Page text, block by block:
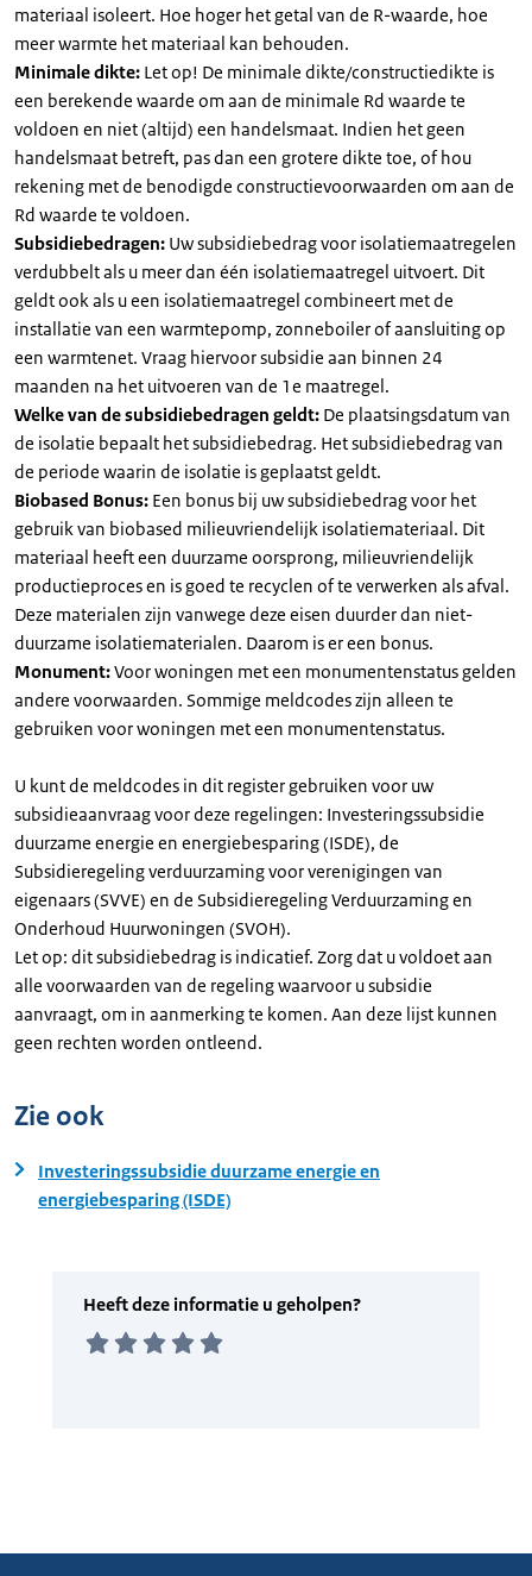
materiaal isoleert. Hoe hoger het getal van de R-waarde, hoe
meer warmte het materiaal kan behouden.
Minimale dikte: Let op! De minimale dikte/constructiedikte is
een berekende waarde om aan de minimale Rd waarde te
voldoen en niet (altijd) een handelsmaat. Indien het geen
handelsmaat betreft, pas dan een grotere dikte toe, of hou
rekening met de benodigde constructievoorwaarden om aan de
Rd waarde te voldoen.
Subsidiebedragen: Uw subsidiebedrag voor isolatiemaatregelen
verdubbelt als u meer dan één isolatiemaatregel uitvoert. Dit
geldt ook als u een isolatiemaatregel combineert met de
installatie van een warmtepomp, zonneboiler of aansluiting op
een warmtenet. Vraag hiervoor subsidie aan binnen 24
maanden na het uitvoeren van de 1e maatregel.
Welke van de subsidiebedragen geldt: De plaatsingsdatum van
de isolatie bepaalt het subsidiebedrag. Het subsidiebedrag van
de periode waarin de isolatie is geplaatst geldt.
Biobased Bonus: Een bonus bij uw subsidiebedrag voor het
gebruik van biobased milieuvriendelijk isolatiemateriaal. Dit
materiaal heeft een duurzame oorsprong, milieuvriendelijk
productieproces en is goed te recyclen of te verwerken als afval.
Deze materialen zijn vanwege deze eisen duurder dan niet-
duurzame isolatiematerialen. Daarom is er een bonus.
Monument:Voor woningen met een monumentenstatus gelden
andere voorwaarden. Sommige meldcodes zijn alleen te
gebruiken voor woningen met een monumentenstatus.
U kunt de meldcodes in dit register gebruiken voor uw
subsidieaanvraag voor deze regelingen: Investeringssubsidie
duurzame energie en energiebesparing (ISDE), de
Subsidieregeling verduurzaming voor verenigingen van
eigenaars (SVVE) en de Subsidieregeling Verduurzaming en
Onderhoud Huurwoningen (SVOH).
Let op: dit subsidiebedrag is indicatief. Zorg dat u voldoet aan
alle voorwaarden van de regeling waarvoor u subsidie
aanvraagt, om in aanmerking te komen. Aan deze lijst kunnen
geen rechten worden ontleend.
Zie ook
Investeringssubsidie duurzame energie en
energiebesparing (ISDE)